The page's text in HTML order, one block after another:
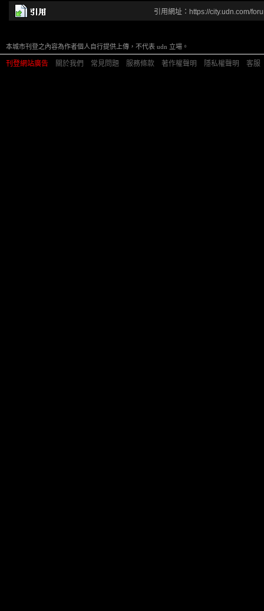
引用網址：https://city.udn.com/
本城市刊登之內容為作者個人自行提供上傳，不代表 udn 立場。
刊登網站廣告 關於我們 常見問題 服務條款 著作權聲明 隱私權聲明 客服